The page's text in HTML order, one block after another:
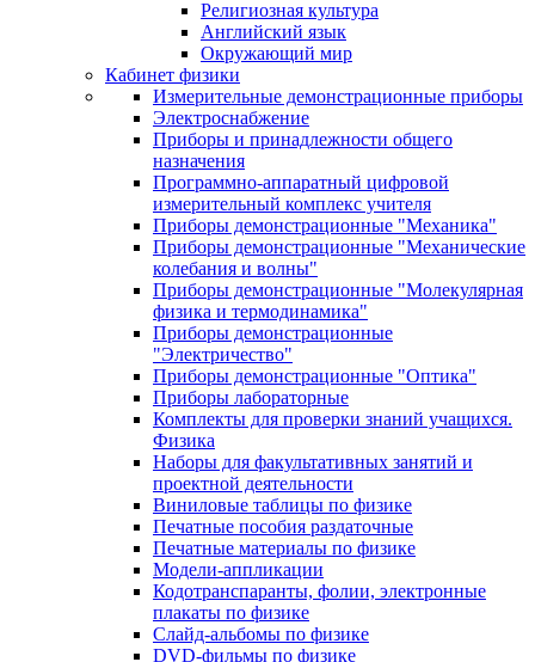
Религиозная культура
Английский язык
Окружающий мир
Кабинет физики
Измерительные демонстрационные приборы
Электроснабжение
Приборы и принадлежности общего
назначения
Программно-аппаратный цифровой
измерительный комплекс учителя
Приборы демонстрационные "Механика"
Приборы демонстрационные "Механические
колебания и волны"
Приборы демонстрационные "Молекулярная
физика и термодинамика"
Приборы демонстрационные
"Электричество"
Приборы демонстрационные "Оптика"
Приборы лабораторные
Комплекты для проверки знаний учащихся.
Физика
Наборы для факультативных занятий и
проектной деятельности
Виниловые таблицы по физике
Печатные пособия раздаточные
Печатные материалы по физике
Модели-аппликации
Кодотранспаранты, фолии, электронные
плакаты по физике
Слайд-альбомы по физике
DVD-фильмы по физике